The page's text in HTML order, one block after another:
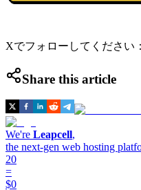
Xでフォローしてください：
Share this article
We're Leapcell,
the next-gen web hosting
20
=
$0